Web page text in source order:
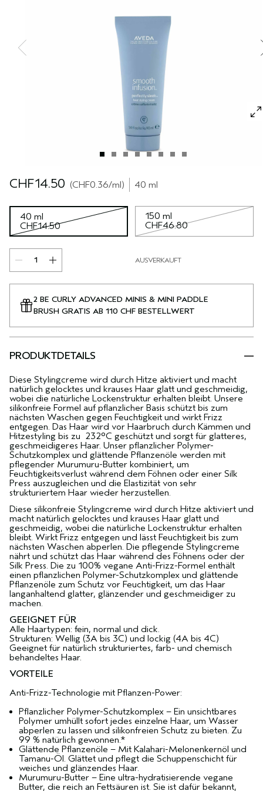
EMPFINDLICHE KOPFHAUT
ALLE KOLLEKTIONEN
CHF14.50 CHF0.36/ml 40 ml
40 ml
CHF14.50
150 ml
CHF46.80
AUSVERKAUFT
2 BE CURLY ADVANCED MINIS & MINI PADDLE
BRUSH GRATIS AB 110 CHF BESTELLWERT
PRODUKTDETAILS
Diese Stylingcreme wird durch Hitze aktiviert und macht
natürlich gelocktes und krauses Haar glatt und geschmeidig,
wobei die natürliche Lockenstruktur erhalten bleibt. Unsere
silikonfreie Formel auf pflanzlicher Basis schützt bis zum
nächsten Waschen gegen Feuchtigkeit und wirkt Frizz
entgegen. Das Haar wird vor Haarbruch durch Kämmen und
Hitzestyling bis zu 232°C geschützt und sorgt für glatteres,
geschmeidigeres Haar. Unser pflanzlicher Polymer-
Schutzkomplex und glättende Pflanzenöle werden mit
pflegender Murumuru-Butter kombiniert, um
Feuchtigkeitsverlust während dem Föhnen oder einer Silk
Press auszugleichen und die Elastizität von sehr
strukturiertem Haar wieder herzustellen.
Diese silikonfreie Stylingcreme wird durch Hitze aktiviert und
macht natürlich gelocktes und krauses Haar glatt und
geschmeidig, wobei die natürliche Lockenstruktur erhalten
bleibt. Wirkt Frizz entgegen und lässt Feuchtigkeit bis zum
nächsten Waschen abperlen. Die pflegende Stylingcreme
nährt und schützt das Haar während des Föhnens oder der
Silk Press. Die zu 100% vegane Anti-Frizz-Formel enthält
einen pflanzlichen Polymer-Schutzkomplex und glättende
Pflanzenöle zum Schutz vor Feuchtigkeit, um das Haar
langanhaltend glatter, glänzender und geschmeidiger zu
machen.
GEEIGNET FÜR
Alle Haartypen: fein, normal und dick.
Strukturen: Wellig (3A bis 3C) und lockig (4A bis 4C)
Geeignet für natürlich strukturiertes, farb- und chemisch
behandeltes Haar.
VORTEILE
Anti-Frizz-Technologie mit Pflanzen-Power:
Pflanzlicher Polymer-Schutzkomplex – Ein unsichtbares
Polymer umhüllt sofort jedes einzelne Haar, um Wasser
abperlen zu lassen und silikonfreien Schutz zu bieten. Zu
99 % natürlich gewonnen.*
Glättende Pflanzenöle – Mit Kalahari-Melonenkernöl und
Tamanu-Öl. Glättet und pflegt die Schuppenschicht für
weiches und glänzendes Haar.
Murumuru-Butter – Eine ultra-hydratisierende vegane
Butter, die reich an Fettsäuren ist. Sie ist dafür bekannt,